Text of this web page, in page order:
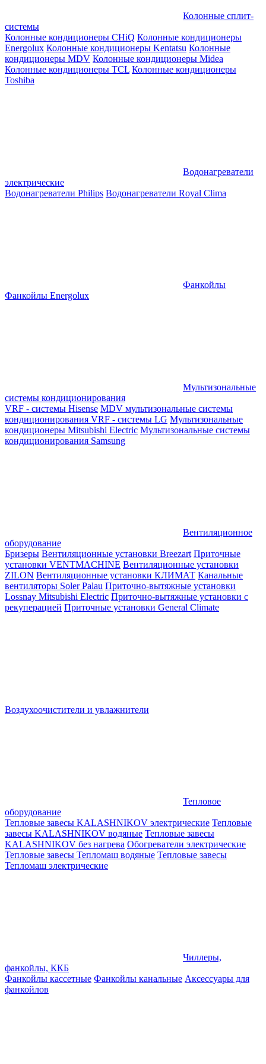
Колонные сплит-
системы
Колонные кондиционеры CHiQ Колонные кондиционеры
Energolux Колонные кондиционеры Kentatsu Колонные
кондиционеры MDV Колонные кондиционеры Midea
Колонные кондиционеры TCL Колонные кондиционеры
Toshiba
Водонагреватели
электрические
Водонагреватели Philips Водонагреватели Royal Clima
Фанкойлы
Фанкойлы Energolux
Мультизональные
системы кондиционирования
VRF - системы Hisense MDV мультизональные системы
кондиционирования VRF - системы LG Мультизональные
кондиционеры Mitsubishi Electric Мультизональные системы
кондиционирования Samsung
Вентиляционное
оборудование
Бризеры Вентиляционные установки Breezart Приточные
установки VENTMACHINE Вентиляционные установки
ZILON Вентиляционные установки КЛИМАТ Канальные
вентиляторы Soler Palau Приточно-вытяжные установки
Lossnay Mitsubishi Electric Приточно-вытяжные установки с
рекуперацией Приточные установки General Climate
Воздухоочистители и увлажнители
Тепловое
оборудование
Тепловые завесы KALASHNIKOV электрические Тепловые
завесы KALASHNIKOV водяные Тепловые завесы
KALASHNIKOV без нагрева Обогреватели электрические
Тепловые завесы Тепломаш водяные Тепловые завесы
Тепломаш электрические
Чиллеры,
фанкойлы, ККБ
Фанкойлы кассетные Фанкойлы канальные Аксессуары для
фанкойлов